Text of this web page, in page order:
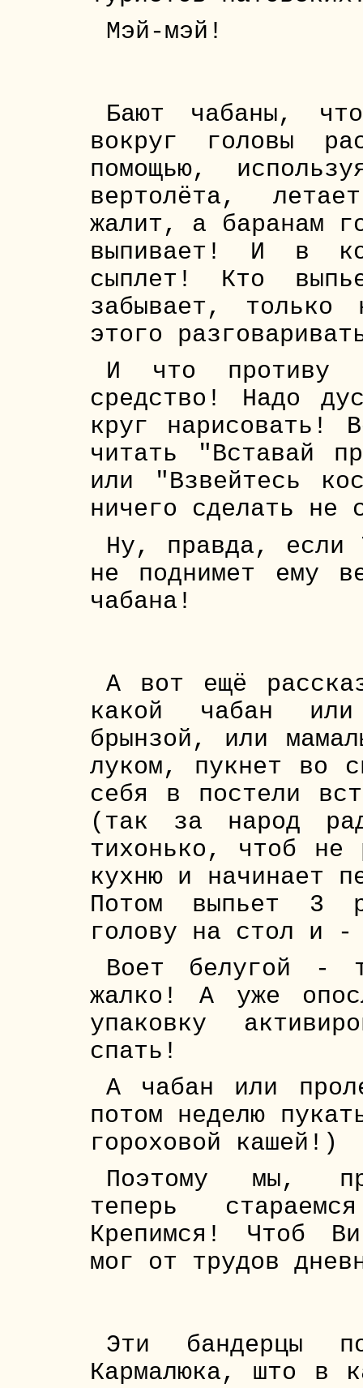
Мэй-мэй!
Бают чабаны,
вокруг головы
помощью,
вертолёта,
жалит, а баранам
выпивает! И в
сыплет! Кто
забывает,
этого
И что противу
средство! Надо
круг нарисовать!
читать "Вставай
или "Взвейтесь
ничего сделать не
Ну, правда, если
не поднимет ему
чабана!
А вот ещё
какой чабан или
брынзой, или
луком, пукнет во
себя в постели
(так за народ
тихонько, чтоб не
кухню и начинает
Потом выпьет 3
голову на стол и -
Воет белугой -
жалко! А уже
упаковку
спать!
А чабан или
потом неделю
гороховой кашей!)
Поэтому мы,
теперь
Крепимся! Чтоб
мог от трудов
Эти бандерцы
Кармалюка, што в